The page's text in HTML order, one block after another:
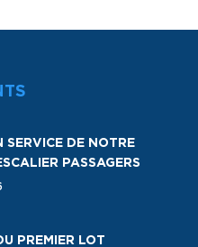
SERVICE DE NOTRE
PASSAGERS
PREMIER LOT